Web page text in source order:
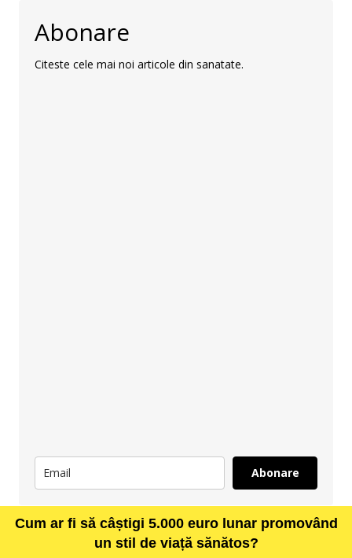
Abonare
Citeste cele mai noi articole din sanatate.
Abonare
Cum ar fi să câștigi 5.000 euro lunar promovând
un stil de viață sănătos?